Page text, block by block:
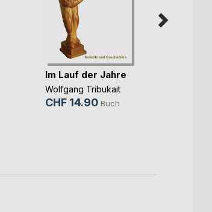
Im Lauf der Jahre
Wolfgang Tribukait
CHF 14.90 Buch